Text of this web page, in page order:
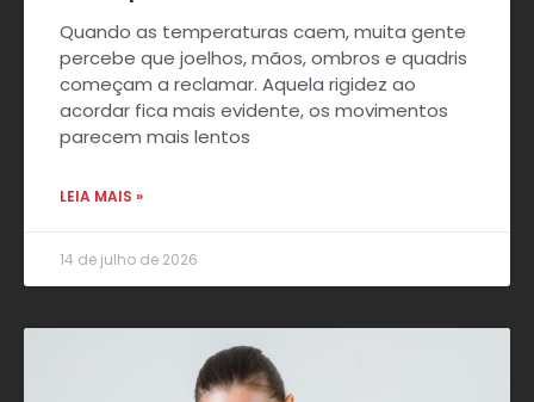
Quando as temperaturas caem, muita gente
percebe que joelhos, mãos, ombros e quadris
começam a reclamar. Aquela rigidez ao
acordar fica mais evidente, os movimentos
parecem mais lentos
LEIA MAIS »
14 de julho de 2026